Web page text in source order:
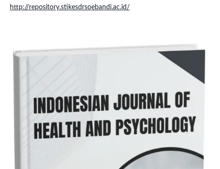
http://repository.stikesdrsoebandi.ac.id/